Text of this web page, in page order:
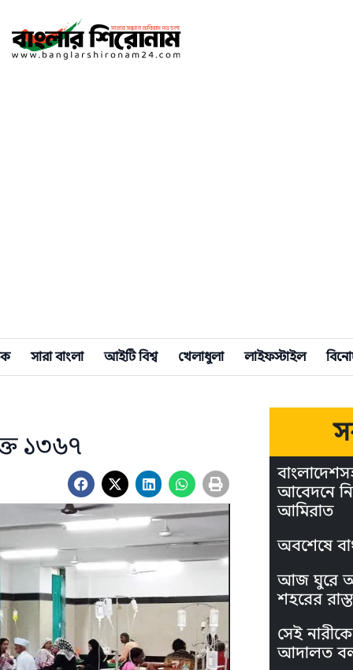
সারা বাংলা আইটি বিশ্ব খেলাধুলা লাইফস্টাইল
১৩৬৭
আবেদনে
আমিরাত
অবশেষে
আজ ঘুরে
শহরের
সেই
আদালত